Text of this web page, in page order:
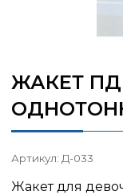
ЖАКЕТ
Артикул: Д-033
Жакет для